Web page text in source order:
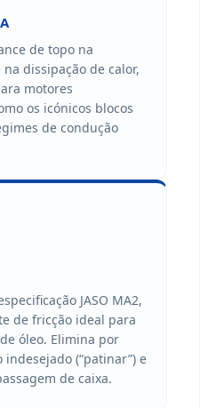
de topo na
dissipação de calor,
motores
os icónicos blocos
de condução
JASO MA2,
de fricção ideal para
óleo. Elimina por
(“patinar”) e
de caixa.